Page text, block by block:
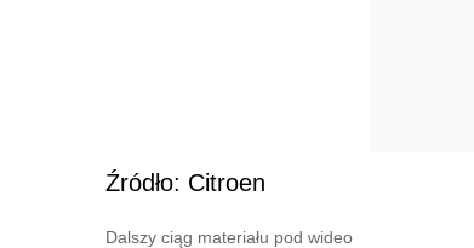
Źródło: Citroen
Dalszy ciąg materiału pod wideo